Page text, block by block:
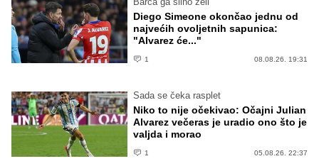
Diego Simeone okončao jednu od
najvećih ovoljetnih sapunica:
"Alvarez će..."
1 08.08.26. 19:31
Sada se čeka rasplet
Niko to nije očekivao: Očajni Julian
Alvarez večeras je uradio ono što je
valjda i morao
1 05.08.26. 22:37